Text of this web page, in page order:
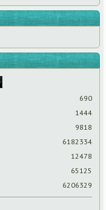
690
1444
9818
6182334
12478
65125
6206329